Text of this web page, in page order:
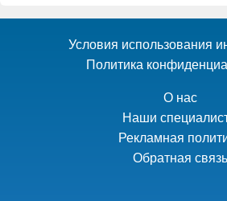
Условия использования
Политика
О нас
Наши
Рекламная
Обратная связь